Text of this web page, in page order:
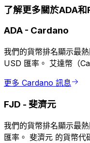
了解更多關於ADA和
ADA - Cardano
我們的貨幣排名顯示最
USD 匯率。 艾達幣（
更多 Cardano 訊息
FJD - 斐濟元
我們的貨幣排名顯示最
匯率。 斐濟元 的貨幣代